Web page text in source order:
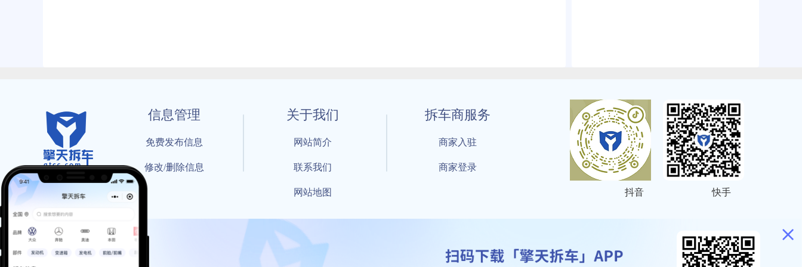
信息管理
免费发布信息
修改/删除信息
关于我们
网站简介
联系我们
网站地图
拆车商服务
商家入驻
商家登录
抖音 快手
© 2021 By 擎天拆车-买卖拆车件，擎天拆车好省快 All Rights Reserved SITEMAP
工信部备案号：鲁ICP备18021004号-17 公安部备案号： 鲁公网安备37010402001023号